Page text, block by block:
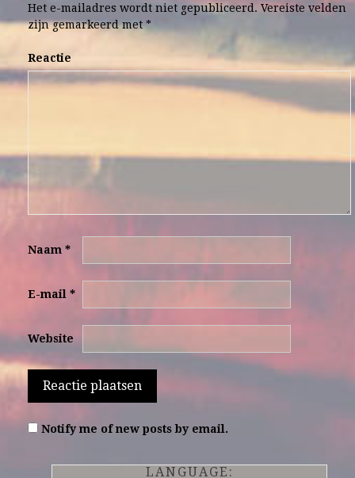
Het e-mailadres wordt niet gepubliceerd. Vereiste velden
zijn gemarkeerd met*
Reactie
Naam *
E-mail *
Website
Notify me of new posts by email.
LANGUAGE: